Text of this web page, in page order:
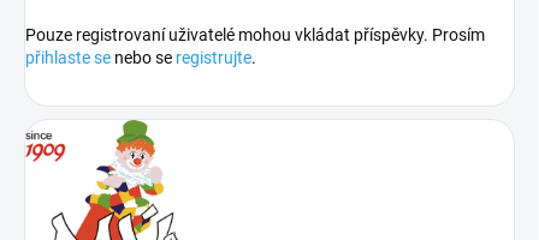
Pouze registrovaní uživatelé mohou vkládat příspěvky. Prosím
přihlaste se nebo se registrujte.